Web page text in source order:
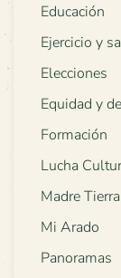
Educación
Ejercicio y
Elecciones
Equidad y
Formación
Lucha
Madre Tierra
Mi Arado
Panoramas